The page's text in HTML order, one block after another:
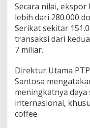
Secara nilai,
lebih dari 280.000
Serikat sekitar
transaksi dari
7 miliar.
Direktur Utama
Santosa
meningkatnya daya
internasional,
coffee.